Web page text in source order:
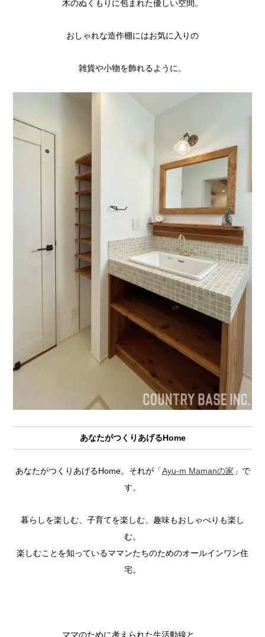
木のぬくもりに包まれた優しい空間。
おしゃれな造作棚にはお気に入りの
雑貨や小物を飾れるように。
あなたがつくりあげるHome
あなたがつくりあげるHome。それが「Ayu-m Mamanの家 」で
す。
暮らしを楽しむ、子育てを楽しむ、趣味もおしゃべりも楽し
む。
楽しむことを知っているママンたちのためのオールインワン住
宅。
ママのために考えられた生活動線と、